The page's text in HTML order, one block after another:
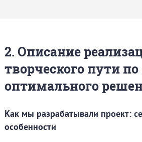
2. Описание
творческого пути
оптимального
Как мы разрабатывали проект:
особенности